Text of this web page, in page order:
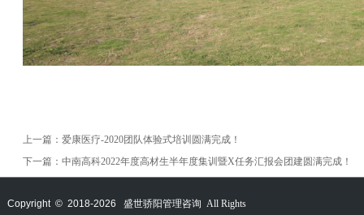
上一篇： 爱康医疗-2020团队体验式培训圆满完成！
下一篇： 中南高科2022年度高材生半年度集训暨X任务汇报会团建圆满完成！
Copyright © 2018-2026 盛世骄阳管理咨询 All Rights